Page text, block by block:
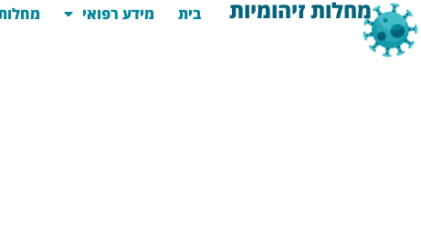
מחלות זיהומיות בית מידע רפואי